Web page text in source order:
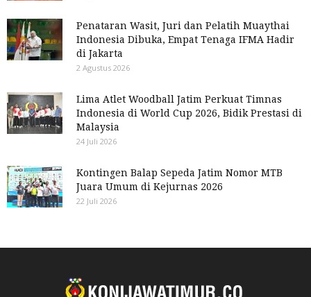
Penataran Wasit, Juri dan Pelatih Muaythai
Indonesia Dibuka, Empat Tenaga IFMA Hadir
di Jakarta
2 Agustus 2026
Lima Atlet Woodball Jatim Perkuat Timnas
Indonesia di World Cup 2026, Bidik Prestasi di
Malaysia
24 Juli 2026
Kontingen Balap Sepeda Jatim Nomor MTB
Juara Umum di Kejurnas 2026
22 Juli 2026